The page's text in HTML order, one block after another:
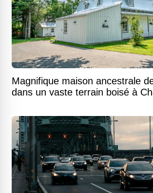
Magnifique maison ancestrale
dans un vaste terrain boisé à